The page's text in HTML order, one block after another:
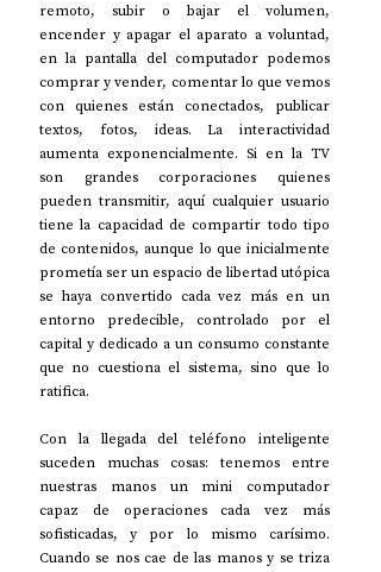
remoto, subir o bajar el volumen,
encender y apagar el aparato a voluntad,
en la pantalla del computador podemos
comprar y vender, comentar lo que vemos
con quienes están conectados, publicar
textos, fotos, ideas. La interactividad
aumenta exponencialmente. Si en la TV
son grandes corporaciones quienes
pueden transmitir, aquí cualquier usuario
tiene la capacidad de compartir todo tipo
de contenidos, aunque lo que inicialmente
prometía ser un espacio de libertad utópica
se haya convertido cada vez más en un
entorno predecible, controlado por el
capital y dedicado a un consumo constante
que no cuestiona el sistema, sino que lo
ratifica.
Con la llegada del teléfono inteligente
suceden muchas cosas: tenemos entre
nuestras manos un mini computador
capaz de operaciones cada vez más
sofisticadas, y por lo mismo carísimo.
Cuando se nos cae de las manos y se triza